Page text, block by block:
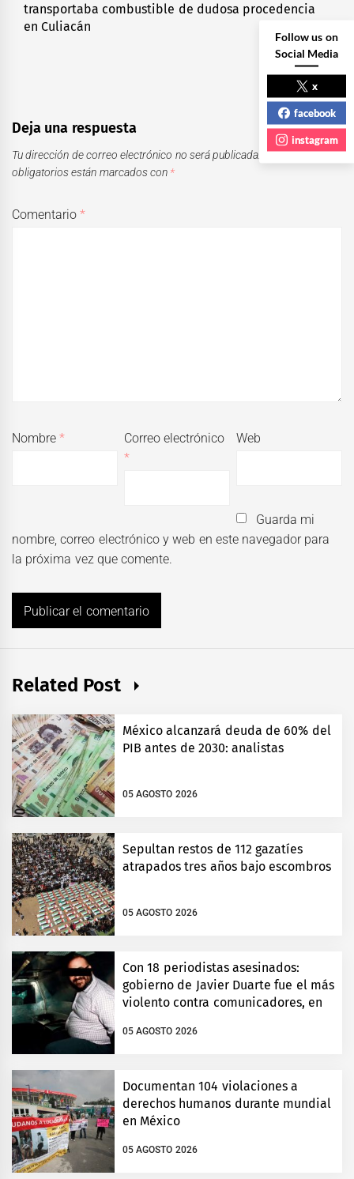
post:
transportaba combustible de dudosa procedencia
en Culiacán
Deja una respuesta
Tu dirección de correo electrónico no será publicada.
Los campos
obligatorios están marcados con *
Comentario*
Nombre*
Correo electrónico
*
Web
Guarda mi
nombre, correo electrónico y web en este navegador para
la próxima vez que comente.
Related Post
México alcanzará deuda de 60% del
PIB antes de 2030: analistas
05 AGOSTO 2026
Sepultan restos de 112 gazatíes
atrapados tres años bajo escombros
05 AGOSTO 2026
Con 18 periodistas asesinados:
gobierno de Javier Duarte fue el más
violento contra comunicadores, en
05 AGOSTO 2026
Documentan 104 violaciones a
derechos humanos durante mundial
en México
05 AGOSTO 2026
Follow us on
Social Media
x
facebook
instagram